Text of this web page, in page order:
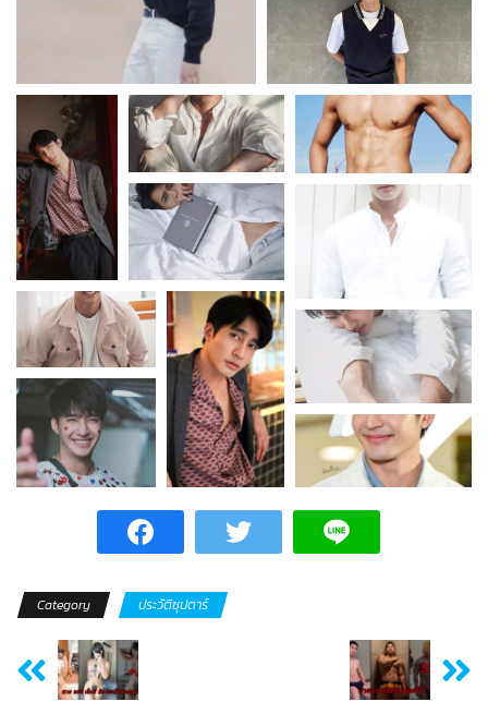
Category ประวัติซุปตาร์